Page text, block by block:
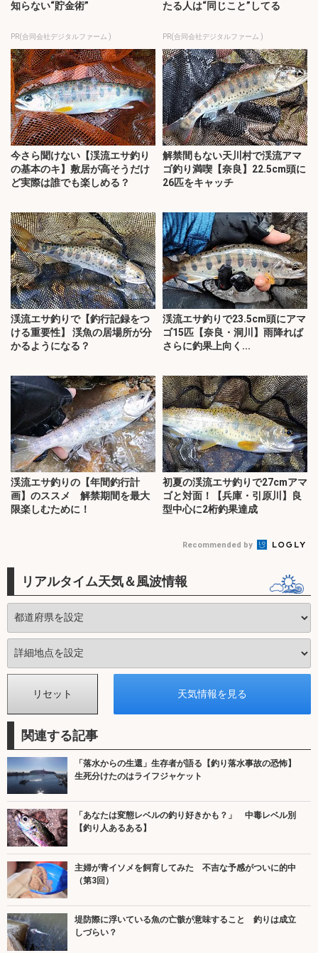
知らない“貯金術”
PR(合同会社デジタルファーム )
たる人は“同じこと”してる
PR(合同会社デジタルファーム )
今さら聞けない【渓流エサ釣り
の基本のキ】敷居が高そうだけ
ど実際は誰でも楽しめる？
解禁間もない天川村で渓流アマ
ゴ釣り満喫【奈良】22.5cm頭に
26匹をキャッチ
渓流エサ釣りで【釣行記録をつ
ける重要性】 渓魚の居場所が分
かるようになる？
渓流エサ釣りで23.5cm頭にアマ
ゴ15匹【奈良・洞川】雨降れば
さらに釣果上向く...
渓流エサ釣りの【年間釣行計
画】のススメ 解禁期間を最大
限楽しむために！
初夏の渓流エサ釣りで27cmアマ
ゴと対面！【兵庫・引原川】良
型中心に2桁釣果達成
Recommended by
リアルタイム天気＆風波情報
関連する記事
「落水からの生還」生存者が語る【釣り落水事故の恐怖】
生死分けたのはライフジャケット
「あなたは変態レベルの釣り好きかも？」 中毒レベル別
【釣り人あるある】
主婦が青イソメを飼育してみた 不吉な予感がついに的中
（第3回）
堤防際に浮いている魚の亡骸が意味すること 釣りは成立
しづらい？